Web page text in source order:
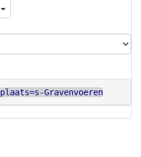
plaats=s-Gravenvoeren